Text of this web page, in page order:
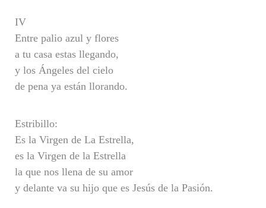
IV
Entre palio azul y flores
a tu casa estas llegando,
y los Ángeles del cielo
de pena ya están llorando.
Estribillo:
Es la Virgen de La Estrella,
es la Virgen de la Estrella
la que nos llena de su amor
y delante va su hijo que es Jesús de la Pasión.